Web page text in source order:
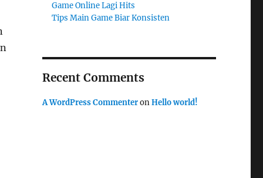
Game Online Lagi Hits
Tips Main Game Biar Konsisten
Recent Comments
A WordPress CommenteronHello world!